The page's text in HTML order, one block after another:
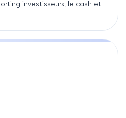
investisseurs, le cash et